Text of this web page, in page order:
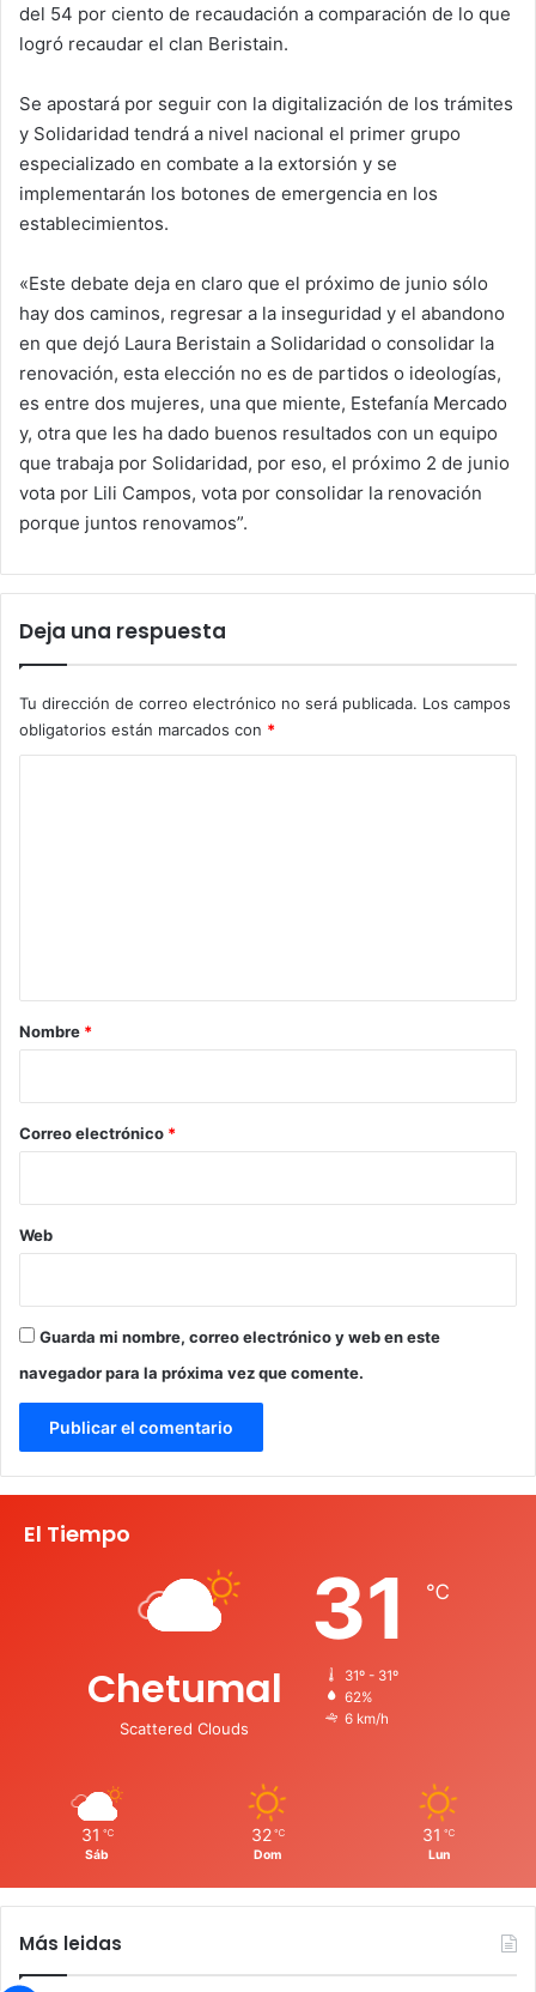
del 54 por ciento de recaudación a comparación de lo que
logró recaudar el clan Beristain.
Se apostará por seguir con la digitalización de los trámites
y Solidaridad tendrá a nivel nacional el primer grupo
especializado en combate a la extorsión y se
implementarán los botones de emergencia en los
establecimientos.
«Este debate deja en claro que el próximo de junio sólo
hay dos caminos, regresar a la inseguridad y el abandono
en que dejó Laura Beristain a Solidaridad o consolidar la
renovación, esta elección no es de partidos o ideologías,
es entre dos mujeres, una que miente, Estefanía Mercado
y, otra que les ha dado buenos resultados con un equipo
que trabaja por Solidaridad, por eso, el próximo 2 de junio
vota por Lili Campos, vota por consolidar la renovación
porque juntos renovamos”.
Deja una respuesta
Tu dirección de correo electrónico no será publicada. Los campos
obligatorios están marcados con *
r
*
Nombre *
Correo electrónico *
Web
Guarda mi nombre, correo electrónico y web en este
navegador para la próxima vez que comente.
El Tiempo
Chetumal
Scattered Clouds
31 ℃
31º - 31º
62%
6 km/h
31 ℃
Sáb
32 ℃
Dom
31 ℃
Lun
Más leidas